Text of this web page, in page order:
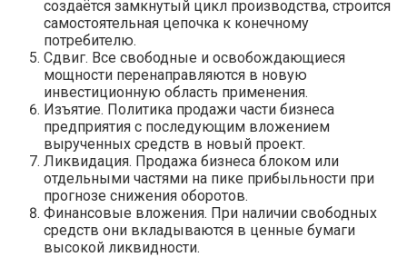
создаётся замкнутый цикл производства, строится
самостоятельная цепочка к конечному
потребителю.
Сдвиг. Все свободные и освобождающиеся
мощности перенаправляются в новую
инвестиционную область применения.
Изъятие. Политика продажи части бизнеса
предприятия с последующим вложением
вырученных средств в новый проект.
Ликвидация. Продажа бизнеса блоком или
отдельными частями на пике прибыльности при
прогнозе снижения оборотов.
Финансовые вложения. При наличии свободных
средств они вкладываются в ценные бумаги
высокой ликвидности.